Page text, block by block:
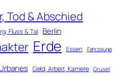
Tod & Abschied
Fluss & Tal Berlin
Erde Essen Fahrzeuge
Geld, Arbeit, Karriere Grusel